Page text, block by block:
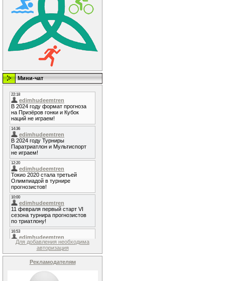
Мини-чат
Для добавления необходима
авторизация
Рекламодателям